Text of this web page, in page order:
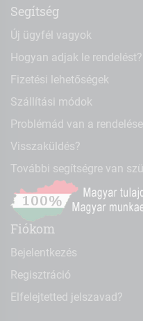
Segítség
Új ügyfél vagyok
Hogyan adjak le rendelést?
Fizetési lehetőségek
Szállítási módok
Problémád van a
Visszaküldés?
További segítségre van
Fiókom
Bejelentkezés
Regisztráció
Elfelejtetted jelszavad?